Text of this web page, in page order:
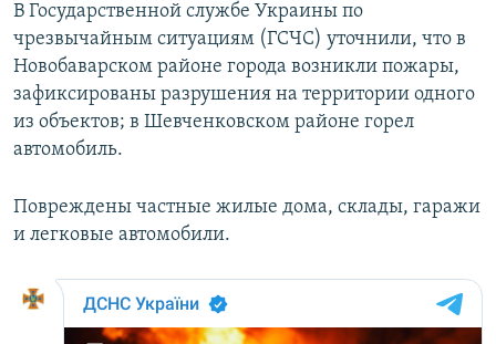
В Государственной службе Украины по
чрезвычайным ситуациям (ГСЧС) уточнили, что в
Новобаварском районе города возникли пожары,
зафиксированы разрушения на территории одного
из объектов; в Шевченковском районе горел
автомобиль.
Повреждены частные жилые дома, склады, гаражи
и легковые автомобили.